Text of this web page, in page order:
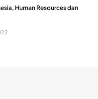
Human Resources dan